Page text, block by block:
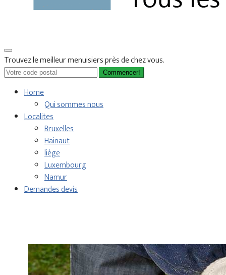
Trouvez le meilleur menuisiers près de chez vous.
Commencer!
Home
Qui sommes nous
Localites
Bruxelles
Hainaut
liège
Luxembourg
Namur
Demandes devis